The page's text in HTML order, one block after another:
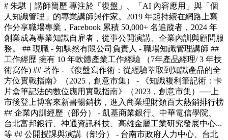
# 朱騏｜講師簡歷 專注於「復盤」、「AI 內容應用」與「個
人知識管理」的專業講師與作家。2019 年起持續在網路上寫
作分享職場專業，Facebook 累積 50,000+ 名追蹤者，2024 年
創業成為專業知識自雇者，從事公開演講、企業內訓與顧問服
務。 ## 現職 - 知騏然有限公司負責人 - 職場知識管理講師 ##
工作經歷 擁有 10 年軟體產業工作經驗 （7年產品經理/ 3 年技
術寫作) ## 著作 - 《復盤寫作術：從經驗萃取到知識產品的全
方位實戰指南》（2025，創意市集） - 《知識複利筆記術：卡
片盒筆記法的數位應用實戰指南》（2023，創意市集）──上
市後登上博客來新書暢銷榜，進入商業理財類百大熱銷排行榜
## 企業內訓經歷（部分） - 凱基商業銀行、中華電信學院、
台北富邦銀行、神通資訊科技、高雄金屬工業研究發展中心...
等 ## 公開授課與演講（部分） - 台南市政府人力中心、台北